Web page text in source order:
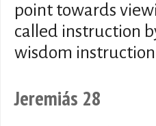
point towards
called instruction
wisdom
Jeremiás 28